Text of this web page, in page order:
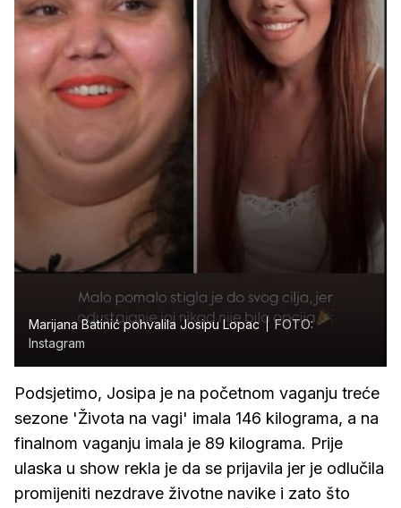
Marijana Batinić pohvalila Josipu Lopac
FOTO:
Instagram
Podsjetimo, Josipa je na početnom vaganju treće
sezone 'Života na vagi' imala 146 kilograma, a na
finalnom vaganju imala je 89 kilograma. Prije
ulaska u show rekla je da se prijavila jer je odlučila
promijeniti nezdrave životne navike i zato što